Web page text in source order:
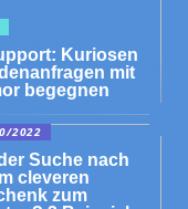
Kuriosen
mit
begegnen
2022
Suche nach
cleveren
zum